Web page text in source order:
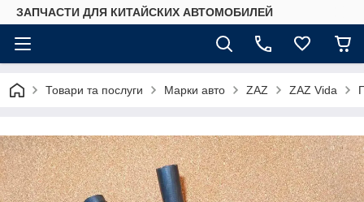
ЗАПЧАСТИ ДЛЯ КИТАЙСКИХ АВТОМОБИЛЕЙ
Товари та послуги Марки авто ZAZ ZAZ Vida